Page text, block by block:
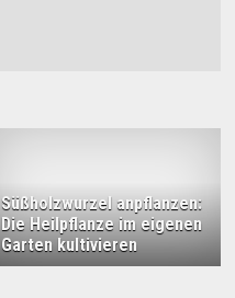
Süßholzwurzel anpflanzen:
Die Heilpflanze im eigenen
Garten kultivieren